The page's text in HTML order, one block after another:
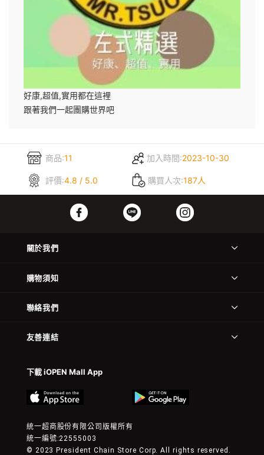
好康,超值,實用都在這裡
跟著我們一起團購世界吧
商品:11 加入時間:2023-10-30
評價:4.8 / 5.0 購買人次:187人
關於我們
購物須知
聯絡我們
友善連結
下載 iOPEN Mall App
統一超商股份有限公司版權所有
統一編號:22555003
© 2023 President Chain Store Corp. All rights reserved.